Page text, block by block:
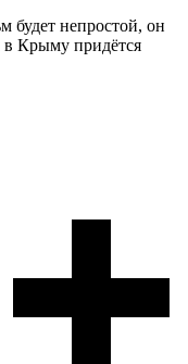
будет непростой, он
в Крыму придётся